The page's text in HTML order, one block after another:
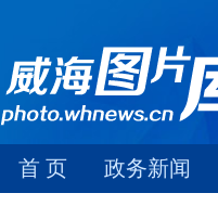
首 页 政务新闻